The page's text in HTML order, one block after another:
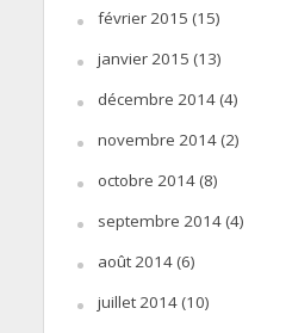
février 2015 (15)
janvier 2015 (13)
décembre 2014(4)
novembre 2014(2)
octobre 2014(8)
septembre 2014(4)
août 2014(6)
juillet 2014(10)